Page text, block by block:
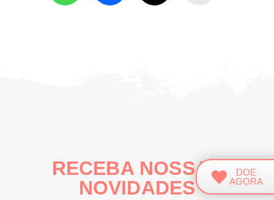
DOE
AGORA
RECEBA NOSSAS
NOVIDADES